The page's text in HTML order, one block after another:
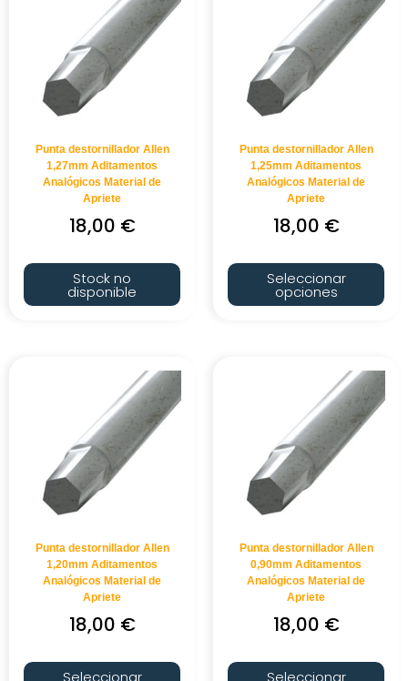
Punta destornillador Allen
1,27mm Aditamentos
Analógicos Material de
Apriete
18,00 €
Stock no
disponible
Punta destornillador Allen
1,25mm Aditamentos
Analógicos Material de
Apriete
18,00 €
Seleccionar
opciones
Punta destornillador Allen
1,20mm Aditamentos
Analógicos Material de
Apriete
18,00 €
Seleccionar
Punta destornillador Allen
0,90mm Aditamentos
Analógicos Material de
Apriete
18,00 €
Seleccionar